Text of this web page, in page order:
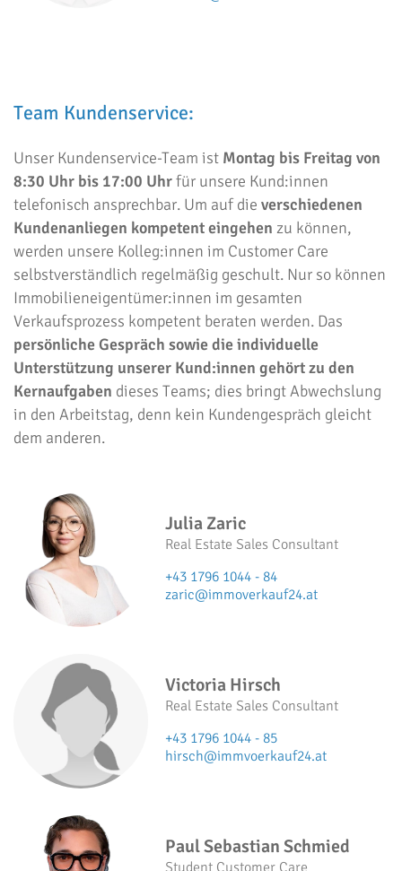
Team Kundenservice:
Unser Kundenservice-Team ist Montag bis Freitag von
8:30 Uhr bis 17:00 Uhrfür unsere Kund:innen
telefonisch ansprechbar. Um auf die verschiedenen
Kundenanliegen kompetent eingehen zu können,
werden unsere Kolleg:innen im Customer Care
selbstverständlich regelmäßig geschult. Nur so können
Immobilieneigentümer:innen im gesamten
Verkaufsprozess kompetent beraten werden. Das
persönliche Gespräch sowie die individuelle
Unterstützung unserer Kund:innen gehört zu den
Kernaufgaben dieses Teams; dies bringt Abwechslung
in den Arbeitstag, denn kein Kundengespräch gleicht
dem anderen.
Julia Zaric
Real Estate Sales Consultant
+43 1796 1044 - 84
zaric@immoverkauf24.at
Victoria Hirsch
Real Estate Sales Consultant
+43 1796 1044 - 85
hirsch@immvoerkauf24.at
Paul Sebastian Schmied